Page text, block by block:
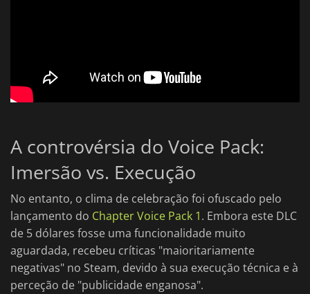
A controvérsia do Voice Pack:
Imersão vs. Execução
No entanto, o clima de celebração foi ofuscado pelo
lançamento do Chapter Voice Pack 1. Embora este DLC
de 5 dólares fosse uma funcionalidade muito
aguardada, recebeu críticas "maioritariamente
negativas" no Steam, devido à sua execução técnica e à
perceção de "publicidade enganosa".